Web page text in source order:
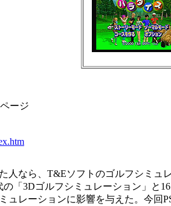
ージ
なら、T&Eソフトのゴルフシミュ
「3Dゴルフシミュレーション」と
ュレーションに影響を与えた。今